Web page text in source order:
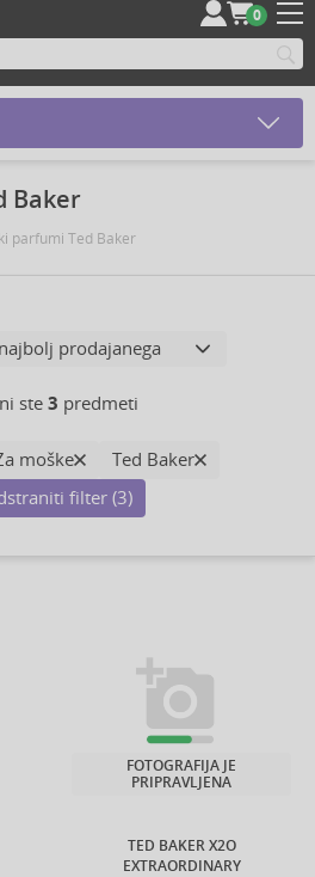
0
Baker
parfumi Ted Baker
ste 3 predmeti
moške
Ted Baker
filter (3)
TED BAKER X2O
EXTRAORDINARY
FOTOGRAFIJA JE
PRIPRAVLJENA